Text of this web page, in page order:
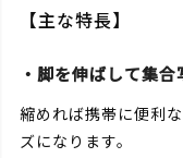
【主な特長】
・脚を伸ばして集
縮めれば携帯に便利
ズになります。